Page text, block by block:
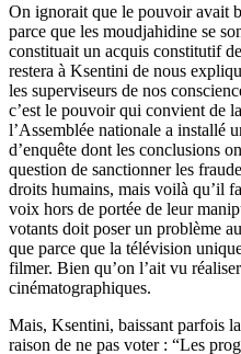
On ignorait que le pouvoir avait
parce que les moudjahidine se
constituait un acquis constitutif
restera à Ksentini de nous
les superviseurs de nos
c’est le pouvoir qui convient de
l’Assemblée nationale a installé
d’enquête dont les conclusions
question de sanctionner les
droits humains, mais voilà qu’il
voix hors de portée de leur
votants doit poser un problème
que parce que la télévision
filmer. Bien qu’on l’ait vu
cinématographiques.
Mais, Ksentini, baissant parfois
raison de ne pas voter : “Les